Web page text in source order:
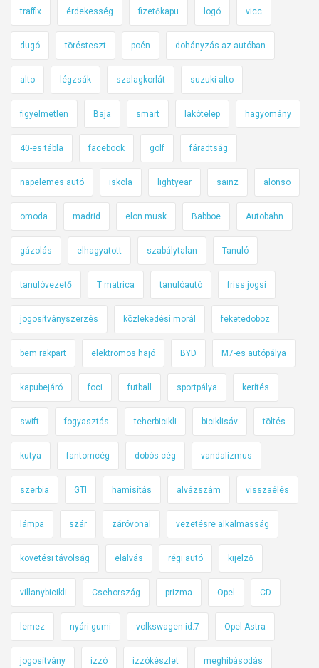
traffix érdekesség fizetőkapu logó vicc
dugó törésteszt poén dohányzás az autóban
alto légzsák szalagkorlát suzuki alto
figyelmetlen Baja smart lakótelep hagyomány
40-es tábla facebook golf fáradtság
napelemes autó iskola lightyear sainz alonso
omoda madrid elon musk Babboe Autobahn
gázolás elhagyatott szabálytalan Tanuló
tanulóvezető T matrica tanulóautó friss jogsi
jogosítványszerzés közlekedési morál feketedoboz
bem rakpart elektromos hajó BYD M7-es autópálya
kapubejáró foci futball sportpálya kerítés
swift fogyasztás teherbicikli biciklisáv töltés
kutya fantomcég dobós cég vandalizmus
szerbia GTI hamisítás alvázszám visszaélés
lámpa szár záróvonal vezetésre alkalmasság
követési távolság elalvás régi autó kijelző
villanybicikli Csehország prizma Opel CD
lemez nyári gumi volkswagen id.7 Opel Astra
jogosítvány izzó izzókészlet meghibásodás